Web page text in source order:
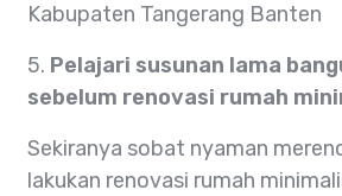
Kabupaten Tangerang Banten
5. Pelajari susunan lama
sebelum renovasi rumah
Sekiranya sobat nyaman
lakukan renovasi rumah